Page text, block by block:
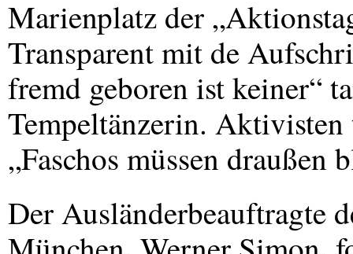
Marienplatz der
Transparent mit de
fremd geboren ist keiner“
Tempeltänzerin.
„Faschos müssen
Der Ausländerbeauftragte